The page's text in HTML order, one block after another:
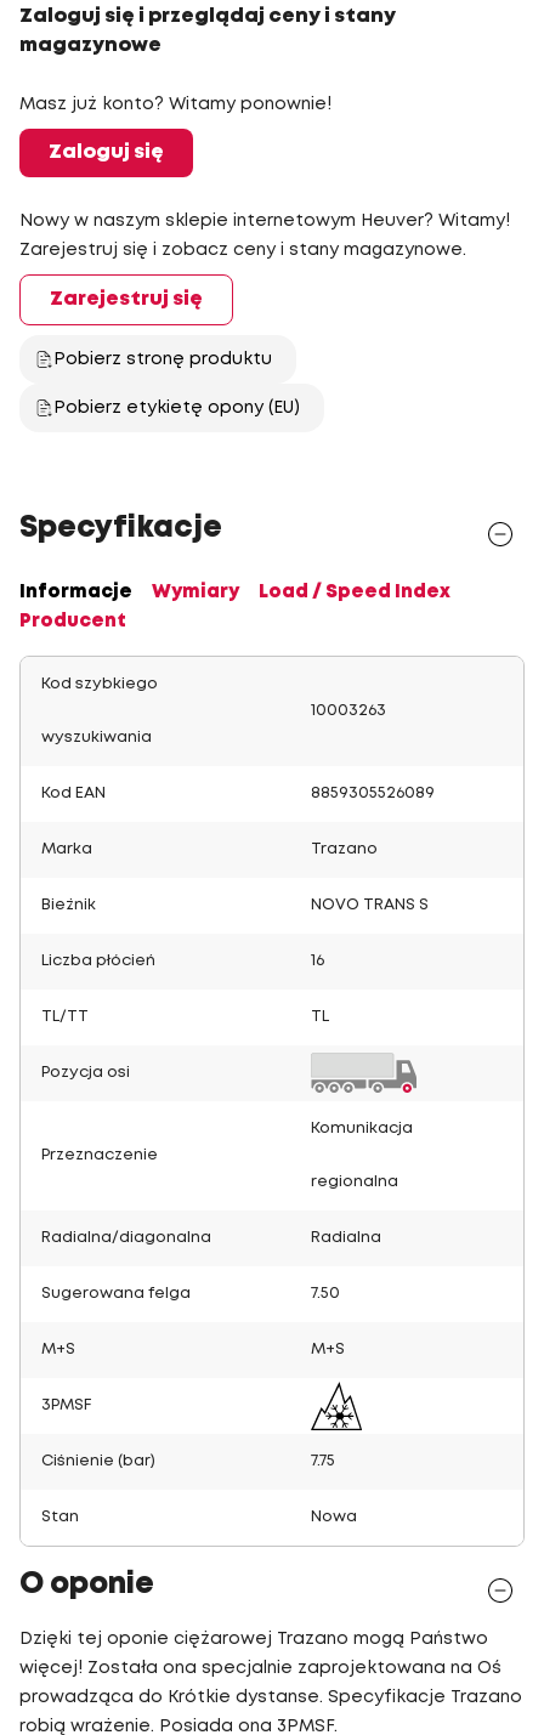
Zaloguj się i przeglądaj ceny i stany
magazynowe
Masz już konto? Witamy ponownie!
Zaloguj się
Nowy w naszym sklepie internetowym Heuver? Witamy!
Zarejestruj się i zobacz ceny i stany magazynowe.
Zarejestruj się
Pobierz stronę produktu
Pobierz etykietę opony (EU)
Specyfikacje
Informacje Wymiary
Load / Speed Index
Producent
Kod szybkiego
wyszukiwania
10003263
Kod EAN 8859305526089
Marka Trazano
Bieżnik NOVO TRANS S
Liczba płócień 16
TL/TT
Pozycja osi
Przeznaczenie
Komunikacja
regionalna
Radialna/diagonalna Radialna
Sugerowana felga 7.50
M+S M+S
3PMSF
Ciśnienie (bar) 7.75
Stan Nowa
O oponie
Dzięki tej oponie ciężarowej Trazano mogą Państwo
więcej! Została ona specjalnie zaprojektowana na Oś
prowadząca do Krótkie dystanse. Specyfikacje Trazano
robią wrażenie. Posiada ona 3PMSF.